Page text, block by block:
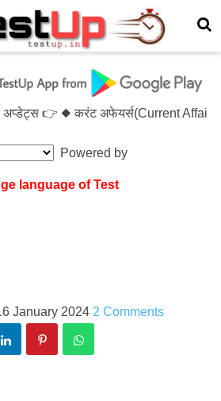
👉 ◆ करंट अफेयर्स(Current Affairs)-
Powered by
language of Test
January 2024 2 Comments